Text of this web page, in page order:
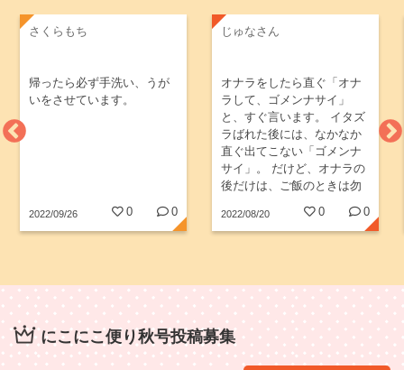
さくらもち
帰ったら必ず手洗い、うが
いをさせています。
2022/09/26 0 0
じゅなさん
オナラをしたら直ぐ「オナ
ラして、ゴメンナサイ」
と、すぐ言います。 イタズ
ラばれた後には、なかなか
直ぐ出てこない「ゴメンナ
サイ」。 だけど、オナラの
後だけは、ご飯のときは勿
お風呂のときも、お喋りを
してても、どんな時も言う
くれるかなぁ...
2022/08/20 0 0
にこにこ便り秋号投稿募集